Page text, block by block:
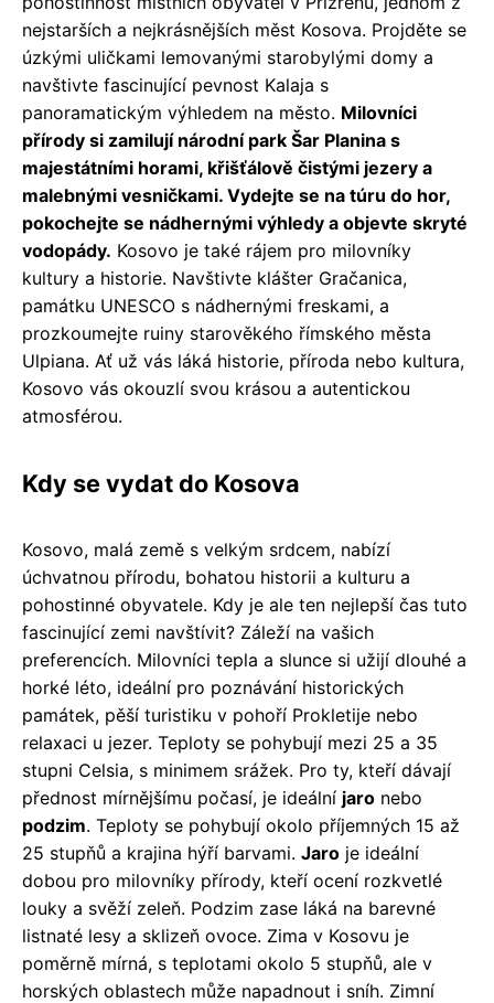
nejstarších a nejkrásnějších měst Kosova. Projděte se
úzkými uličkami lemovanými starobylými domy a
navštivte fascinující pevnost Kalaja s
panoramatickým výhledem na město. Milovníci
přírody si zamilují národní park Šar Planina s
majestátními horami, křišťálově čistými jezery a
malebnými vesničkami. Vydejte se na túru do hor,
pokochejte se nádhernými výhledy a objevte skryté
vodopády. Kosovo je také rájem pro milovníky
kultury a historie. Navštivte klášter Gračanica,
památku UNESCO s nádhernými freskami, a
prozkoumejte ruiny starověkého římského města
Ulpiana. Ať už vás láká historie, příroda nebo kultura,
Kosovo vás okouzlí svou krásou a autentickou
atmosférou.
Kdy se vydat do Kosova
Kosovo, malá země s velkým srdcem, nabízí
úchvatnou přírodu, bohatou historii a kulturu a
pohostinné obyvatele. Kdy je ale ten nejlepší čas tuto
fascinující zemi navštívit? Záleží na vašich
preferencích. Milovníci tepla a slunce si užijí dlouhé a
horké léto, ideální pro poznávání historických
památek, pěší turistiku v pohoří Prokletije nebo
relaxaci u jezer. Teploty se pohybují mezi 25 a 35
stupni Celsia, s minimem srážek. Pro ty, kteří dávají
přednost mírnějšímu počasí, je ideální jaro nebo
podzim. Teploty se pohybují okolo příjemných 15 až
25 stupňů a krajina hýří barvami. Jaro je ideální
dobou pro milovníky přírody, kteří ocení rozkvetlé
louky a svěží zeleň. Podzim zase láká na barevné
listnaté lesy a sklizeň ovoce. Zima v Kosovu je
poměrně mírná, s teplotami okolo 5 stupňů, ale v
horských oblastech může napadnout i sníh. Zimní